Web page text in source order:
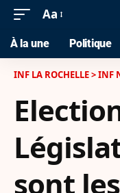
Aa
À la une Politique
INF LA ROCHELLE>INF
sont